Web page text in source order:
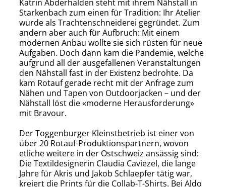
Katrin Abderhalden steht mit ihrem Nähstall in
Starkenbach zum einen für Tradition: Ihr Atelier
wurde als Trachtenschneiderei gegründet. Zum
andern aber auch für Aufbruch: Mit einem
modernen Anbau wollte sie sich rüsten für neue
Aufgaben. Doch dann kam die Pandemie, welche
aufgrund all der ausgefallenen Veranstaltungen
den Nähstall fast in der Existenz bedrohte. Da
kam Rotauf gerade recht mit der Anfrage zum
Nähen und Tapen von Outdoorjacken – und der
Nähstall löst die «moderne Herausforderung»
mit Bravour.
Der Toggenburger Kleinstbetrieb ist einer von
über 20 Rotauf-Produktionspartnern, wovon
etliche weitere in der Ostschweiz ansässig sind:
Die Textildesignerin Claudia Caviezel, die lange
Jahre für Akris und Jakob Schlaepfer tätig war,
kreiert die Prints für die Collab-T-Shirts. Bei Aldo